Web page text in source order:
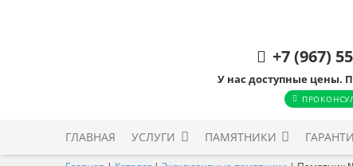
+7 (967)
У нас доступные цены.
ГЛАВНАЯ УСЛУГИ ПАМЯТНИКИ